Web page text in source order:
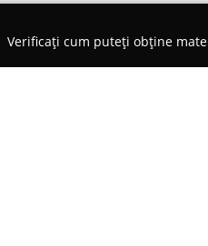
Verificați cum puteți obține